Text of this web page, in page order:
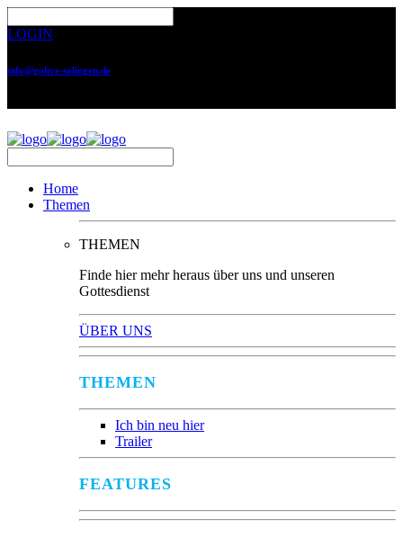
LOGIN
info@golive-solingen.de
Home
Themen
THEMEN
Finde hier mehr heraus über uns und unseren
Gottesdienst
ÜBER UNS
THEMEN
Ich bin neu hier
Trailer
FEATURES